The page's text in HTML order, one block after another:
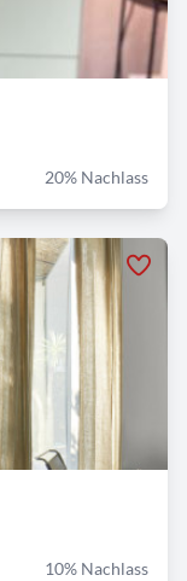
20% Nachlass
10% Nachlass